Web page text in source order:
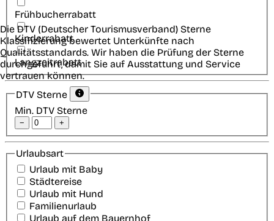
Frühbucherrabatt
Kinderrabatt
Langzeitrabatt
DTV Sterne
Min. DTV Sterne
− +
Die DTV (Deutscher Tourismusverband) Sterne
Klassifizierung bewertet Unterkünfte nach
Qualitätsstandards. Wir haben die Prüfung der Sterne
durchgeführt, damit Sie auf Ausstattung und Service
vertrauen können.
Urlaubsart
Urlaub mit Baby
Städtereise
Urlaub mit Hund
Familienurlaub
Urlaub auf dem Bauernhof